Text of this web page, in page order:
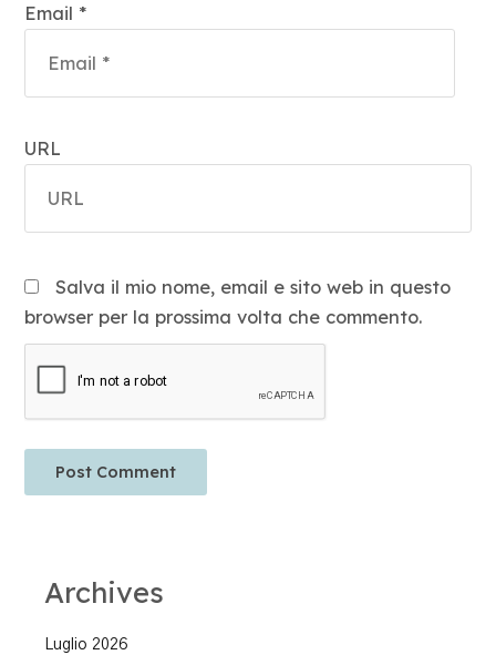
Email *
URL
Salva il mio nome, email e sito web in questo
browser per la prossima volta che commento.
Archives
Luglio 2026